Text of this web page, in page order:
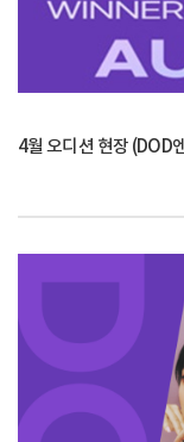
4월 오디션 현장 (DOD